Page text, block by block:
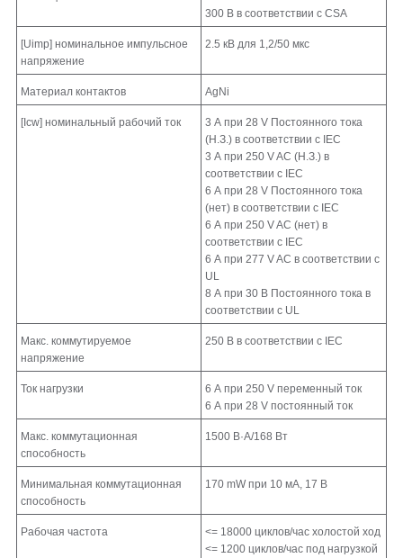
300 В в соответствии с CSA
[Uimp] номинальное импульсное
напряжение
2.5 кВ для 1,2/50 мкс
Материал контактов AgNi
[Icw] номинальный рабочий ток
3 А при 28 V Постоянного тока
(Н.З.) в соответствии с IEC
3 А при 250 V AC (Н.З.) в
соответствии с IEC
6 А при 28 V Постоянного тока
(нет) в соответствии с IEC
6 А при 250 V AC (нет) в
соответствии с IEC
6 А при 277 V AC в соответствии с
UL
8 А при 30 В Постоянного тока в
соответствии с UL
Макс. коммутируемое
напряжение
250 В в соответствии с IEC
Ток нагрузки
6 А при 250 V переменный ток
6 А при 28 V постоянный ток
Макс. коммутационная
способность
1500 В·А/168 Вт
Минимальная коммутационная
способность
170 mW при 10 мА, 17 В
Рабочая частота
<= 18000 циклов/час холостой ход
<= 1200 циклов/час под нагрузкой